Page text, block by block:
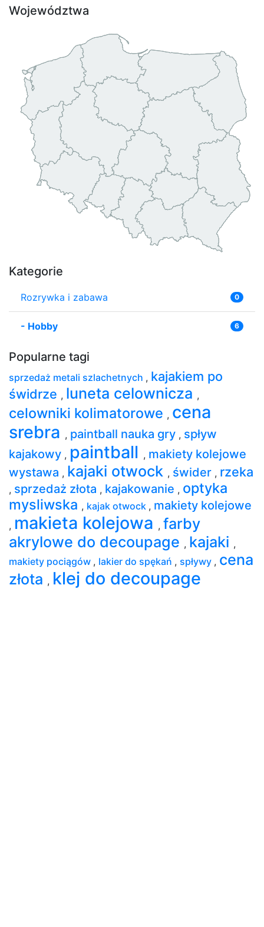
Województwa
Kategorie
Rozrywka i zabawa 0
- Hobby 6
Popularne tagi
sprzedaż metali szlachetnych , kajakiem po
świdrze , luneta celownicza ,
celowniki kolimatorowe , cena
srebra , paintball nauka gry , spływ
kajakowy , paintball , makiety kolejowe
wystawa , kajaki otwock , świder , rzeka
, sprzedaż złota , kajakowanie , optyka
mysliwska , kajak otwock , makiety kolejowe
, makieta kolejowa , farby
akrylowe do decoupage , kajaki ,
makiety pociągów , lakier do spękań , spływy , cena
złota , klej do decoupage